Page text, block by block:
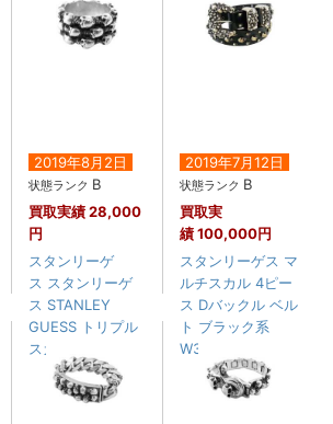
2019年8月2日
状態ランク B
買取実績28,000
円
スタンリーゲ
ス スタンリーゲ
ス STANLEY
GUESS トリプル
スカル....
2019年7月12日
状態ランク B
買取実
績100,000円
スタンリーゲス マ
ルチスカル 4ピー
ス Dバックル ベル
ト ブラック系
W3....